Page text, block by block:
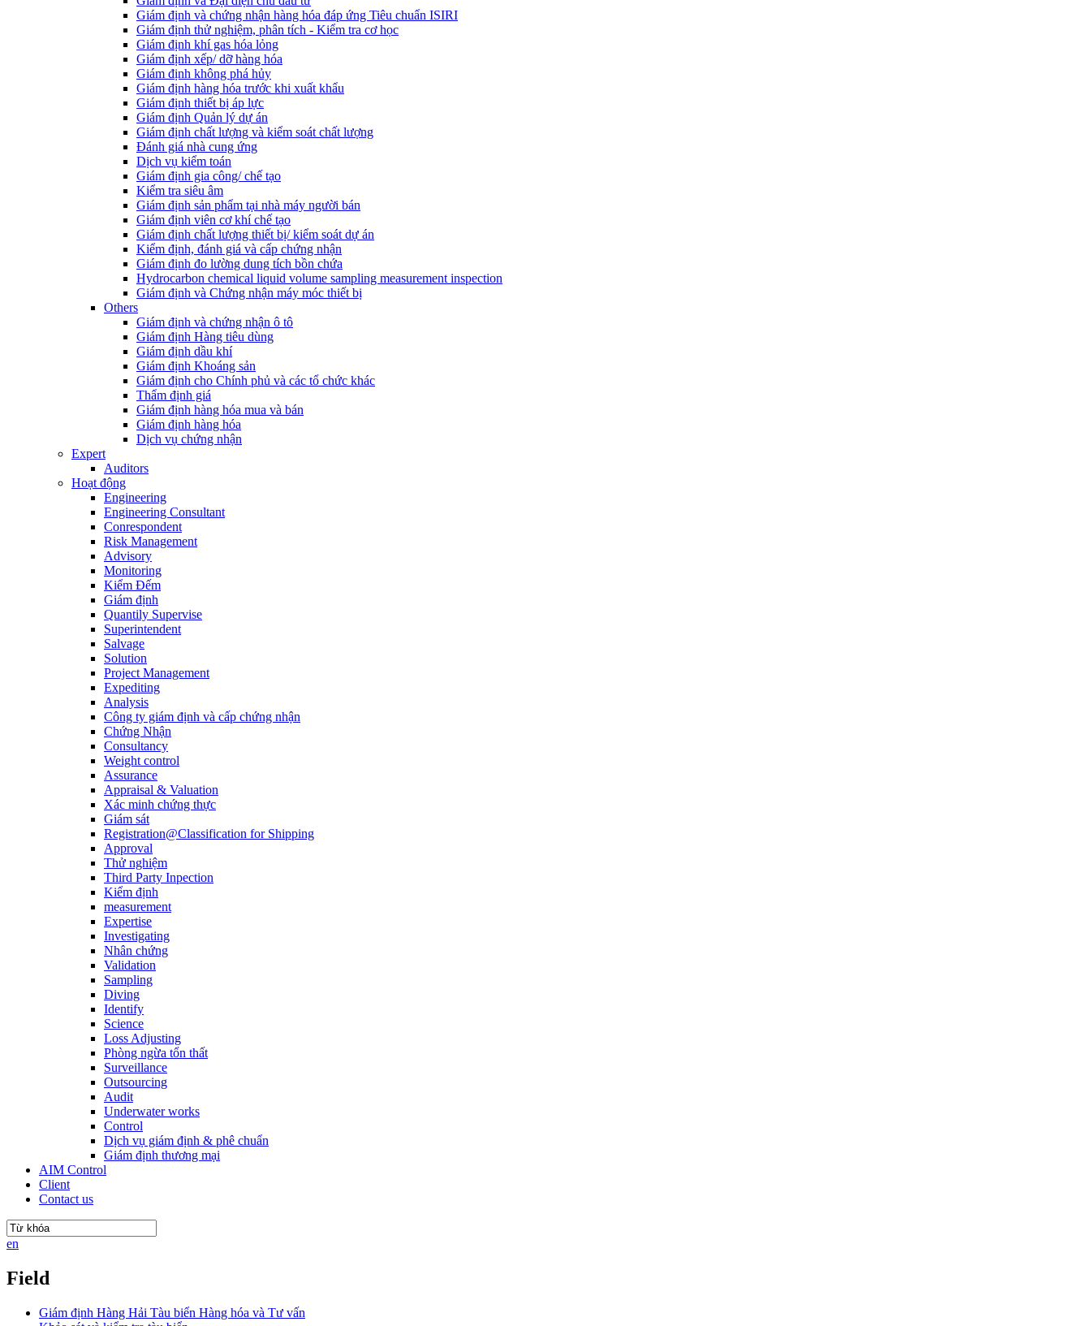
Giám định và chứng nhận hàng hóa đáp ứng Tiêu chuẩn ISIRI
Giám định thử nghiệm, phân tích - Kiểm tra cơ học
Giám định khí gas hóa lỏng
Giám định xếp/ dỡ hàng hóa
Giám định không phá hủy
Giám định hàng hóa trước khi xuất khẩu
Giám định thiết bị áp lực
Giám định Quản lý dự án
Giám định chất lượng và kiểm soát chất lượng
Đánh giá nhà cung ứng
Dịch vụ kiểm toán
Giám định gia công/ chế tạo
Kiểm tra siêu âm
Giám định sản phẩm tại nhà máy người bán
Giám định viên cơ khí chế tạo
Giám định chất lượng thiết bị/ kiểm soát dự án
Kiểm định, đánh giá và cấp chứng nhận
Giám định đo lường dung tích bồn chứa
Hydrocarbon chemical liquid volume sampling measurement inspection
Giám định và Chứng nhận máy móc thiết bị
Others
Giám định và chứng nhận ô tô
Giám định Hàng tiêu dùng
Giám định dầu khí
Giám định Khoáng sản
Giám định cho Chính phủ và các tổ chức khác
Thẩm định giá
Giám định hàng hóa mua và bán
Giám định hàng hóa
Dịch vụ chứng nhận
Expert
Auditors
Hoạt động
Engineering
Engineering Consultant
Conrespondent
Risk Management
Advisory
Monitoring
Kiểm Đếm
Giám định
Quantily Supervise
Superintendent
Salvage
Solution
Project Management
Expediting
Analysis
Công ty giám định và cấp chứng nhận
Chứng Nhận
Consultancy
Weight control
Assurance
Appraisal & Valuation
Xác minh chứng thực
Giám sát
Registration@Classification for Shipping
Approval
Thử nghiệm
Third Party Inpection
Kiểm định
measurement
Expertise
Investigating
Nhân chứng
Validation
Sampling
Diving
Identify
Science
Loss Adjusting
Phòng ngừa tổn thất
Surveillance
Outsourcing
Audit
Underwater works
Control
Dịch vụ giám định & phê chuẩn
Giám định thương mại
AIM Control
Client
Contact us
en
Field
Giám định Hàng Hải Tàu biển Hàng hóa và Tư vấn